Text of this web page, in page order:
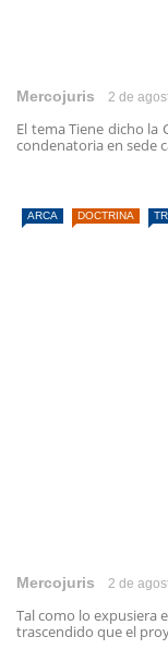
Mercojuris 2 de
El tema Tiene dicho la
condenatoria en sede
ARCA DOCTRINA
Mercojuris 2 de
Tal como lo expusiera
trascendido que el